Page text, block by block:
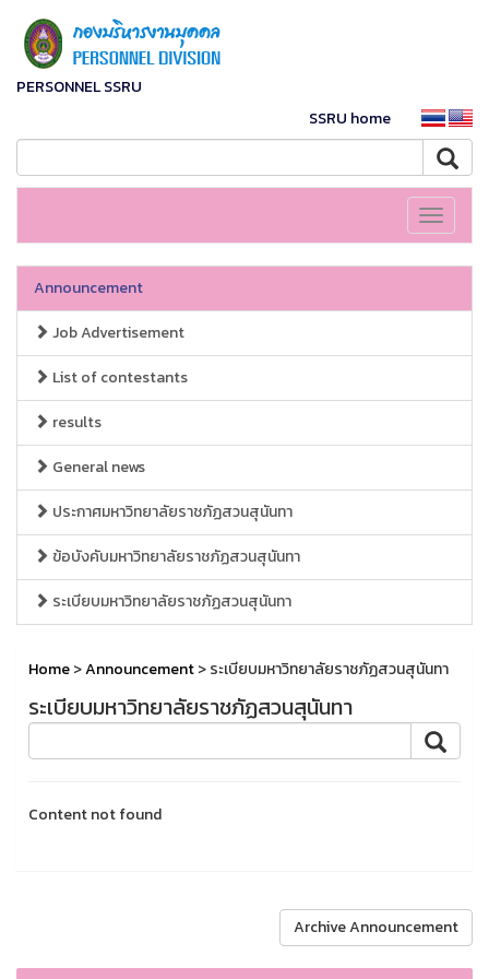
PERSONNEL SSRU
SSRU home
Toggle
Announcement
Job Advertisement
List of contestants
results
General news
ประกาศมหาวิทยาลัยราชภัฏสวนสุนันทา
ข้อบังคับมหาวิทยาลัยราชภัฏสวนสุนันทา
ระเบียบมหาวิทยาลัยราชภัฏสวนสุนันทา
Home>Announcement> ระเบียบมหาวิทยาลัยราชภัฏสวนสุนันทา
ระเบียบมหาวิทยาลัยราชภัฏสวนสุนันทา
Content not found
Archive Announcement